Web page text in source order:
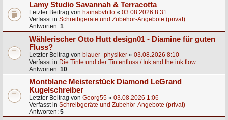
Lamy Studio Savannah & Terracotta
Letzter Beitrag von hainabvbflo « 03.08.2026 8:31
Verfasst in Schreibgeräte und Zubehör-Angebote (privat)
Antworten: 1
Wählerischer Otto Hutt design01 - Diamine für guten
Fluss?
Letzter Beitrag von blauer_physiker « 03.08.2026 8:10
Verfasst in Die Tinte und der Tintenfluss / Ink and the ink flow
Antworten: 10
Montblanc Meisterstück Diamond LeGrand
Kugelschreiber
Letzter Beitrag von Georg55 « 03.08.2026 1:06
Verfasst in Schreibgeräte und Zubehör-Angebote (privat)
Antworten: 5